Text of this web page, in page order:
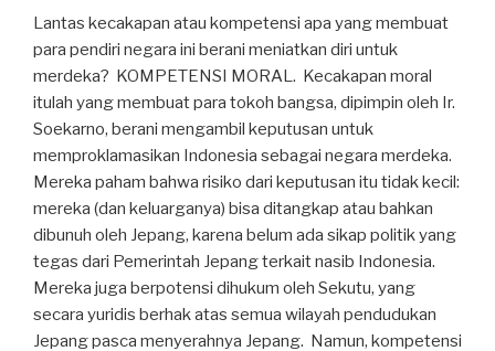
Lantas kecakapan atau kompetensi apa yang membuat
para pendiri negara ini berani meniatkan diri untuk
merdeka? KOMPETENSI MORAL. Kecakapan moral
itulah yang membuat para tokoh bangsa, dipimpin oleh Ir.
Soekarno, berani mengambil keputusan untuk
memproklamasikan Indonesia sebagai negara merdeka.
Mereka paham bahwa risiko dari keputusan itu tidak kecil:
mereka (dan keluarganya) bisa ditangkap atau bahkan
dibunuh oleh Jepang, karena belum ada sikap politik yang
tegas dari Pemerintah Jepang terkait nasib Indonesia.
Mereka juga berpotensi dihukum oleh Sekutu, yang
secara yuridis berhak atas semua wilayah pendudukan
Jepang pasca menyerahnya Jepang. Namun, kompetensi